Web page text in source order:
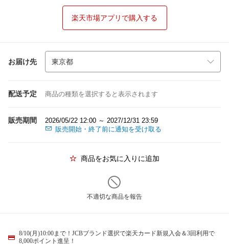
楽天市場アプリで購入する
お届け先
配送予定 商品の種類を選択すると表示されます
販売期間
2026/05/22 12:00 ～ 2027/12/31 23:59
販売開始・終了前に通知を受け取る
商品をお気に入りに追加
不適切な商品を報告
8/10(月)10:00まで！JCBブランド選択で楽天カード新規入会＆3回利用で
8,000ポイント進呈！